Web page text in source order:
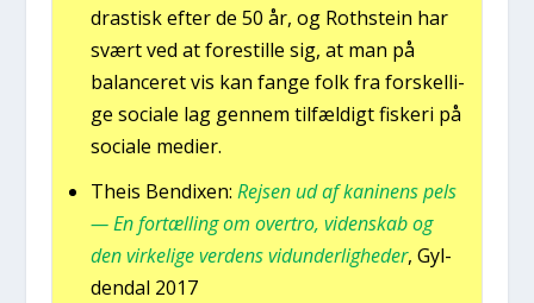
dra­stisk efter de 50 år, og Rot­hste­in har
svært ved at fore­stil­le sig, at man på
balan­ce­ret vis kan fan­ge folk fra for­skel­li­
ge soci­a­le lag gen­nem til­fæl­digt fiske­ri på
soci­a­le medi­er.
Theis Ben­dixen: Rej­sen ud af kani­nens pels
— En for­tæl­ling om over­tro, viden­skab og
den vir­ke­li­ge ver­dens vidun­der­lig­he­der, Gyl­
den­dal 2017